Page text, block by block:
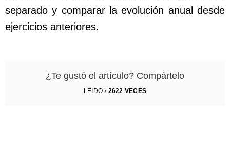
separado y comparar la evolución anual desde
ejercicios anteriores.
¿Te gustó el artículo? Compártelo
LEÍDO › 2622 VECES